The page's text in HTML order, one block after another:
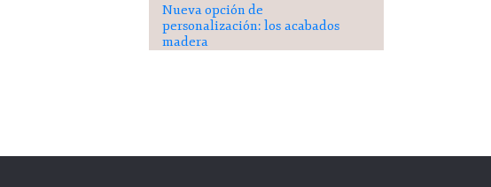
Nueva opción de
personalización: los acabados
madera